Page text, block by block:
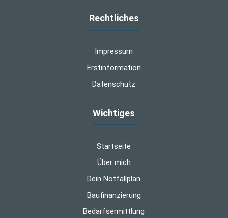
Rechtliches
Impressum
Erstinformation
Datenschutz
Wichtiges
Startseite
Über mich
Dein Notfallplan
Baufinanzierung
Bedarfsermittlung